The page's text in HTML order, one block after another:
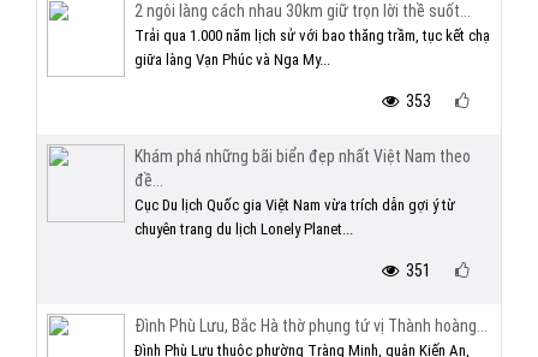
2 ngôi làng cách nhau 30km giữ trọn lời thề suốt...
Trải qua 1.000 năm lịch sử với bao thăng trầm, tục kết chạ
giữa làng Vạn Phúc và Nga My...
353
Khám phá những bãi biển đẹp nhất Việt Nam theo
đề...
Cục Du lịch Quốc gia Việt Nam vừa trích dẫn gợi ý từ
chuyên trang du lịch Lonely Planet...
351
Đình Phù Lưu, Bắc Hà thờ phụng tứ vị Thành hoàng...
Đình Phù Lưu thuộc phường Tràng Minh, quận Kiến An,